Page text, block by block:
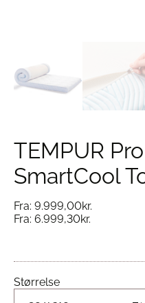
TEMPUR
SmartCool
Fra: 9.999,00kr.
Fra: 6.999,30kr.
Størrelse